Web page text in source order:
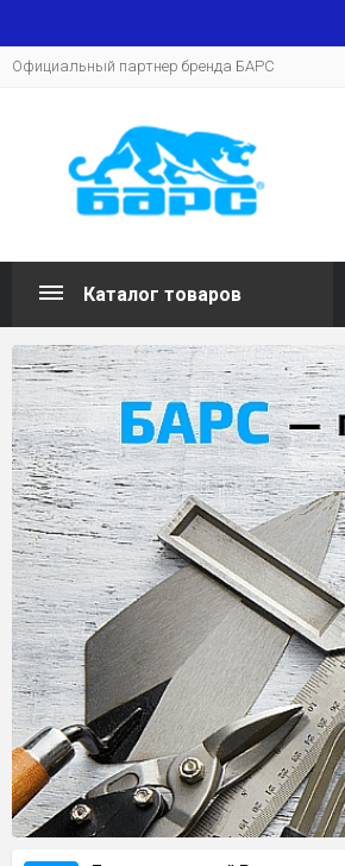
Официальный партнер бренда БАРС
Каталог товаров